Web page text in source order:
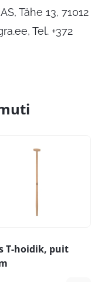
Tähe 13, 71012
, Tel. +372
T-hoidik, puit